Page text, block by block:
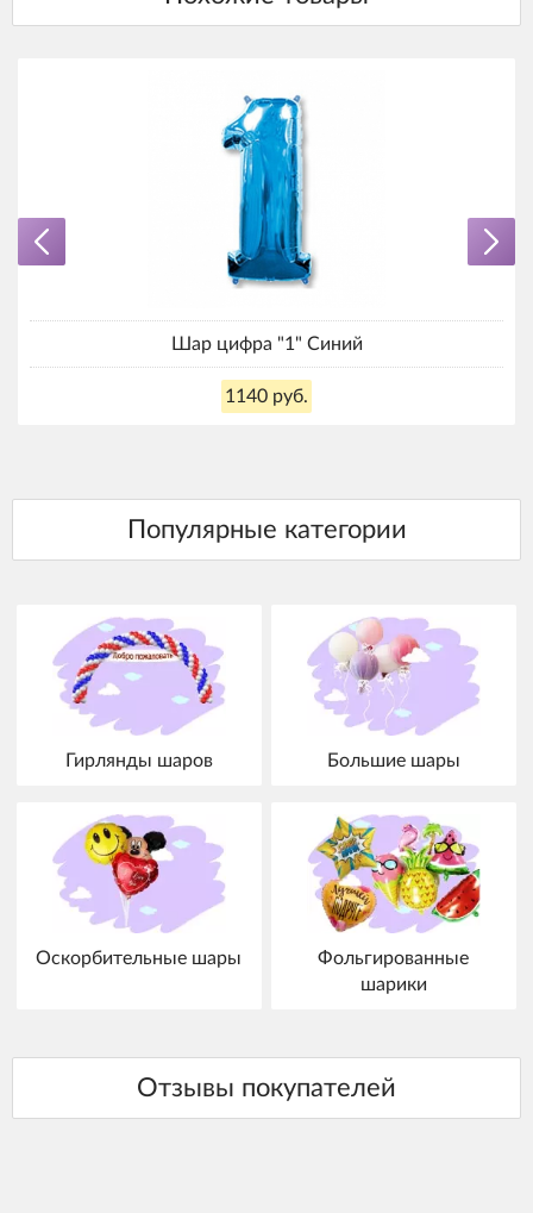
Шар цифра "1" Синий
1140 руб.
Гирлянды шаров Большие шары
Оскорбительные шары
Фольгированные
шарики